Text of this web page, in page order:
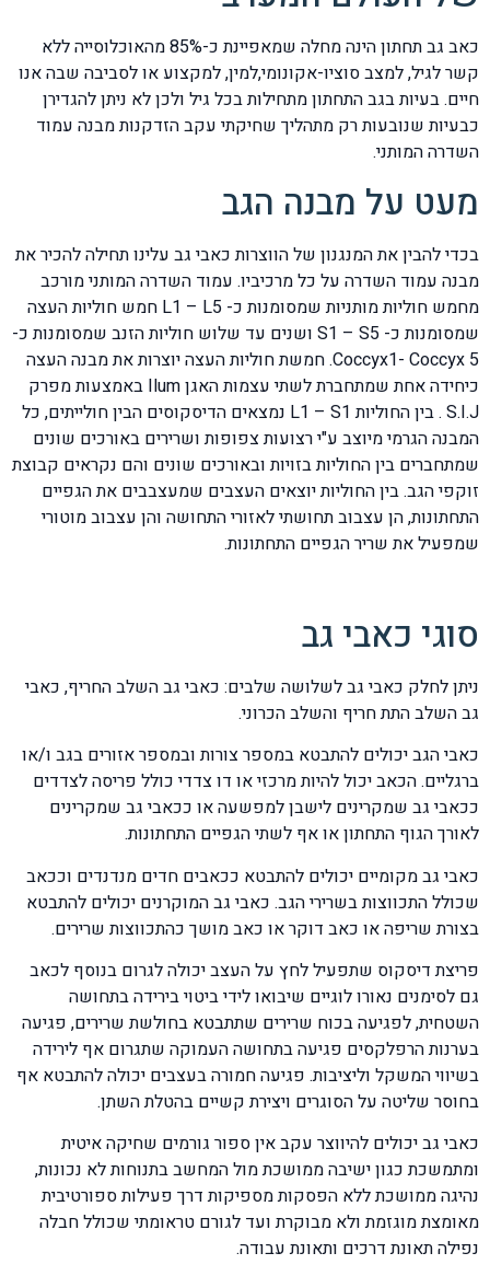
כאב גב תחתון הינה מחלה שמאפיינת כ-85% מהאוכלוסייה ללא
קשר לגיל, למצב סוציו-אקונומי,למין, למקצוע או לסביבה שבה אנו
חיים. בעיות בגב התחתון מתחילות בכל גיל ולכן לא ניתן להגדירן
כבעיות שנובעות רק מתהליך שחיקתי עקב הזדקנות מבנה עמוד
השדרה המותני.
מעט על מבנה הגב
בכדי להבין את המנגנון של הווצרות כאבי גב עלינו תחילה להכיר את
מבנה עמוד השדרה על כל מרכיביו. עמוד השדרה המותני מורכב
מחמש חוליות מותניות שמסומנות כ- L1 – L5 חמש חוליות העצה
שמסומנות כ- S1 – S5 ושנים עד שלוש חוליות הזנב שמסומנות כ-
Coccyx1- Coccyx 5. חמשת חוליות העצה יוצרות את מבנה העצה
כיחידה אחת שמתחברת לשתי עצמות האגן Ilum באמצעות מפרק
S.I.J . בין החוליות L1 – S1 נמצאים הדיסקוסים הבין חולייתים, כל
המבנה הגרמי מיוצב ע"י רצועות צפופות ושרירים באורכים שונים
שמתחברים בין החוליות בזויות ובאורכים שונים והם נקראים קבוצת
זוקפי הגב. בין החוליות יוצאים העצבים שמעצבבים את הגפיים
התחתונות, הן עצבוב תחושתי לאזורי התחושה והן עצבוב מוטורי
שמפעיל את שריר הגפיים התחתונות.
סוגי כאבי גב
ניתן לחלק כאבי גב לשלושה שלבים: כאבי גב השלב החריף, כאבי
גב השלב התת חריף והשלב הכרוני.
כאבי הגב יכולים להתבטא במספר צורות ובמספר אזורים בגב ו/או
ברגליים. הכאב יכול להיות מרכזי או דו צדדי כולל פריסה לצדדים
ככאבי גב שמקרינים לישבן למפשעה או ככאבי גב שמקרינים
לאורך הגוף התחתון או אף לשתי הגפיים התחתונות.
כאבי גב מקומיים יכולים להתבטא ככאבים חדים מנדנדים וככאב
שכולל התכווצות בשרירי הגב. כאבי גב המוקרנים יכולים להתבטא
בצורת שריפה או כאב דוקר או כאב מושך כהתכווצות שרירים.
פריצת דיסקוס שתפעיל לחץ על העצב יכולה לגרום בנוסף לכאב
גם לסימנים נאורו לוגיים שיבואו לידי ביטוי בירידה בתחושה
השטחית, לפגיעה בכוח שרירים שתתבטא בחולשת שרירים, פגיעה
בערנות הרפלקסים פגיעה בתחושה העמוקה שתגרום אף לירידה
בשיווי המשקל וליציבות. פגיעה חמורה בעצבים יכולה להתבטא אף
בחוסר שליטה על הסוגרים ויצירת קשיים בהטלת השתן.
כאבי גב יכולים להיווצר עקב אין ספור גורמים שחיקה איטית
ומתמשכת כגון ישיבה ממושכת מול המחשב בתנוחות לא נכונות,
נהיגה ממושכת ללא הפסקות מספיקות דרך פעילות ספורטיבית
מאומצת מוגזמת ולא מבוקרת ועד לגורם טראומתי שכולל חבלה
נפילה תאונת דרכים ותאונת עבודה.